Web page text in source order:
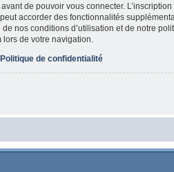
de pouvoir vous connecter.
accorder des fonctionnalités
de nos conditions d’utilisation et de notre
de votre navigation.
Politique de confidentialité